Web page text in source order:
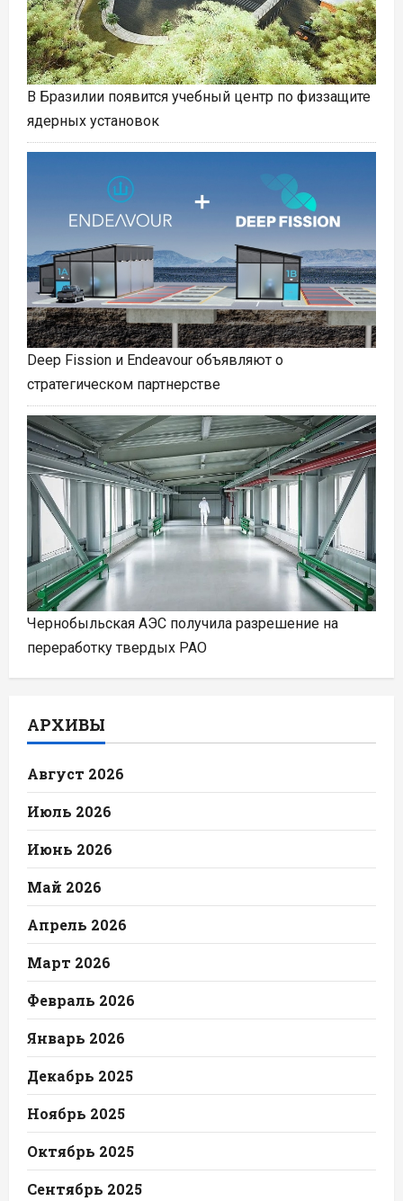
В Бразилии появится учебный центр по физзащите
ядерных установок
Deep Fission и Endeavour объявляют о
стратегическом партнерстве
Чернобыльская АЭС получила разрешение на
переработку твердых РАО
АРХИВЫ
Август 2026
Июль 2026
Июнь 2026
Май 2026
Апрель 2026
Март 2026
Февраль 2026
Январь 2026
Декабрь 2025
Ноябрь 2025
Октябрь 2025
Сентябрь 2025